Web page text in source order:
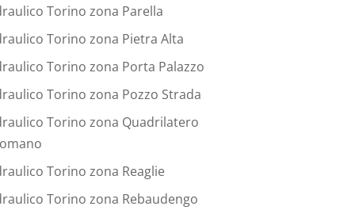
Torino zona Parella
Torino zona Pietra Alta
Torino zona Porta Palazzo
Torino zona Pozzo Strada
Torino zona Quadrilatero
Torino zona Reaglie
Torino zona Rebaudengo